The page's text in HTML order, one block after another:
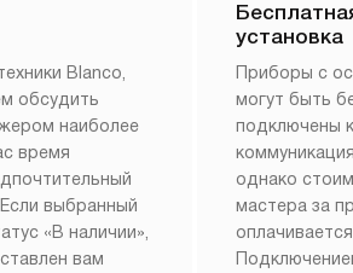
Blanco,
обсудить
наиболее
время
выбранный
«В наличии»,
вам
установка
Приборы с
могут быть
подключены
однако
мастера за